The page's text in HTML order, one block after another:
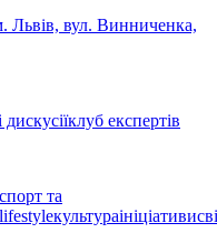
Львів, вул. Винниченка,
дискусіїклуб експертів
та
lifestyleкультураініціативи